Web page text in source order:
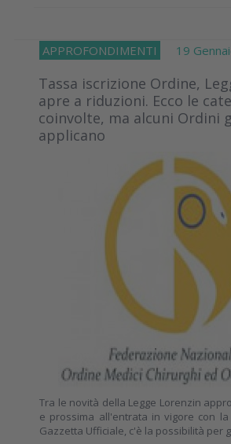
APPROFONDIMENTI 19
Tassa iscrizione Ordine,
apre a riduzioni. Ecco le
coinvolte, ma alcuni Ordini
applicano
Tra le novità della Legge Lorenzin
e prossima all'entrata in vigore con
Gazzetta Ufficiale, c'è la possibilità per